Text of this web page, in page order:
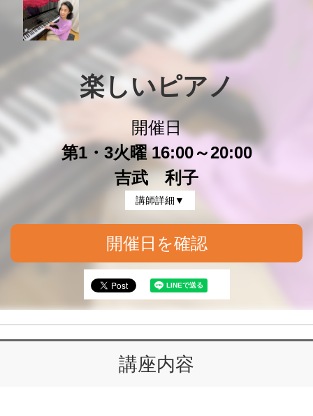
楽しいピアノ
開催日
第1・3火曜 16:00～20:00
吉武 利子
講師詳細▼
開催日を確認
講座内容